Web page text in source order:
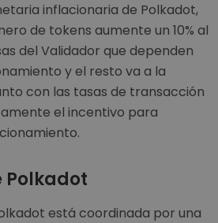
inflacionaria de Polkadot,
de tokens aumente un 10% al
del Validador que dependen
y el resto va a la
con las tasas de transacción
el incentivo para
Polkadot
está coordinada por una